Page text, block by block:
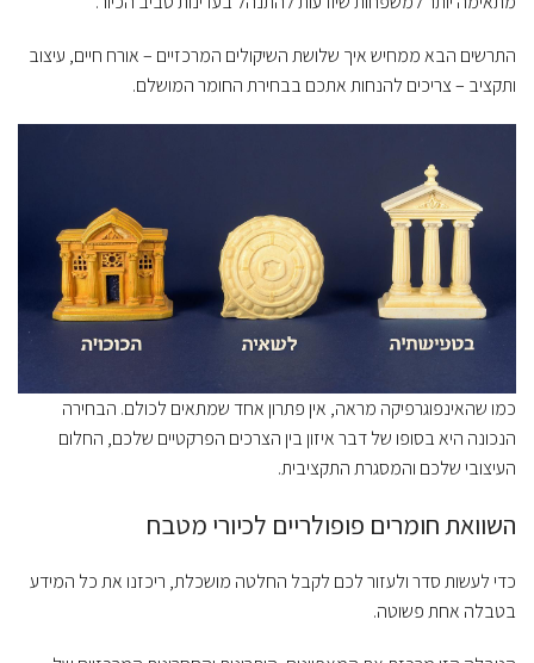
התרשים הבא ממחיש איך שלושת השיקולים המרכזיים – אורח חיים, עיצוב
ותקציב – צריכים להנחות אתכם בבחירת החומר המושלם.
כמו שהאינפוגרפיקה מראה, אין פתרון אחד שמתאים לכולם. הבחירה
הנכונה היא בסופו של דבר איזון בין הצרכים הפרקטיים שלכם, החלום
העיצובי שלכם והמסגרת התקציבית.
השוואת חומרים פופולריים לכיורי מטבח
כדי לעשות סדר ולעזור לכם לקבל החלטה מושכלת, ריכזנו את כל המידע
בטבלה אחת פשוטה.